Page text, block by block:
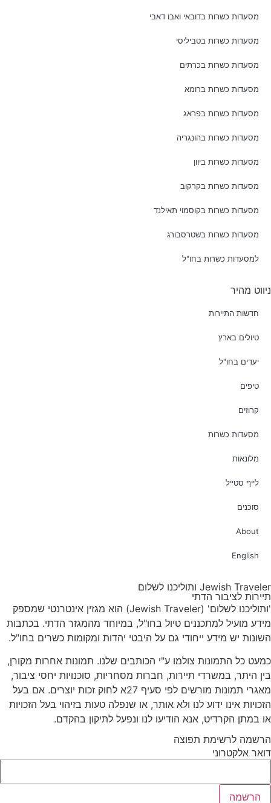
מסעדות כשרות בדובאי ואבו דאבי
מסעדות כשרות בטביליסי
מסעדות כשרות בכרתים
מסעדות כשרות ברומא
מסעדות כשרות בפראג
מסעדות כשרות בהונגריה
מסעדות כשרות ביוון
מסעדות כשרות בקרקוב
מסעדות כשרות בקוסמוי תאילנד
מסעדות כשרות בשטרסבורג
למסעדות כשרות בחו"ל
ניווט מהיר
חדשות התיירות
טיולים בארץ
יעדים בחו"ל
טיפים
קרוזים
מסעדות כשרות
מלונאות
לייף סטייל
סוכנים
About
English
Jewish Traveler ותוליכנו לשלום
תיירות לציבור הדתי
'ותוליכנו לשלום' (Jewish Traveler) הוא מגזין אינטרנטי שמספק
מידע מועיל למתכננים טיול בחו"ל, במיוחד מהמגזר הדתי. בכתבות
השונות יש מידע ייחודי גם על היבטי יהדות ומקומות כשרים בחו"ל.
כמעט כל התמונות צולמו ע"י הכותבים שלנו. תמונות אחרות מקורן,
בין היתר, במשרדי תיירות, חברות מסחריות, סוכנויות יחסי ציבור,
מאגרי תמונות מורשים לפי סעיף 27א לחוק זכות יוצרים. אם בעל
הזכויות אינו ידוע לנו ולא אותר, או שנפלה טעות בזיהוי בעל הזכויות
או במתן הקרדיט, אנא הודיעו לנו ונפעל לתיקון בהקדם.
הרשמה לרשימת תפוצה
דואר אלקטרוני